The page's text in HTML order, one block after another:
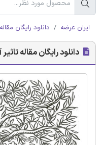
ایران عرضه دانلود رایگان
دانلود رایگان مقاله